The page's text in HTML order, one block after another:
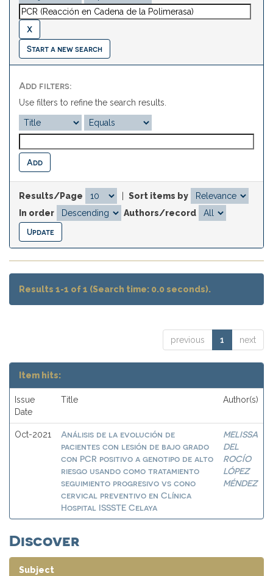
Start a new search
Add filters:
Use filters to refine the search results.
Results/Page
Sort items by
In order
Authors/record
Results 1-1 of 1 (Search time: 0.0 seconds).
previous 1 next
Item hits:
Issue
Date
Title Author(s)
Oct-2021
Análisis de la evolución de
pacientes con lesión de bajo grado
con PCR positivo a genotipo de alto
riesgo usando como tratamiento
seguimiento progresivo vs cono
cervical preventivo en Clínica
Hospital ISSSTE Celaya
MELISSA
DEL
ROCÍO
LÓPEZ
MÉNDEZ
Discover
Subject